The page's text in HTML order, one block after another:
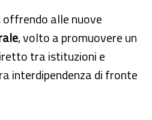
offrendo alle nuove
, volto a promuovere un
tra istituzioni e
interdipendenza di fronte